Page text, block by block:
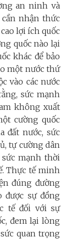
an ninh và
cần nhận thức
lợi ích quốc
quốc nào lại
khác để bảo
một nước thứ
vào các nước
sức mạnh
không xuất
cường quốc
đất nước, sức
tự cường dân
sức mạnh thời
Thực tế minh
đúng đường
được sự đồng
tế đối với sự
đem lại lòng
quan trọng